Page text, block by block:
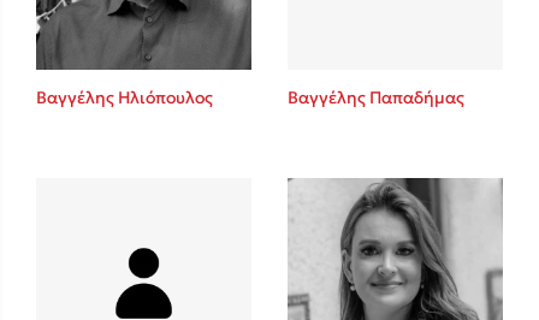
Βαγγέλης Ηλιόπουλος Βαγγέλης Παπαδήμας